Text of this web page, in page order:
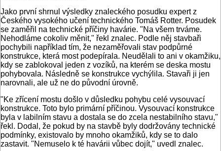
Jako první shrnul výsledky znaleckého posudku expert z
Českého vysokého učení technického Tomáš Rotter. Posudek
se zaměřil na technické příčiny havárie. "Na všem trváme.
Nehodláme cokoliv měnit," řekl znalec. Podle něj stavbaři
pochybili například tím, že nezaměřovali stav podpůrné
konstrukce, která most podepírala. Neudělali to ani v okamžiku,
kdy se zablokoval jeden z vozíků, na kterém se deska mostu
pohybovala. Následně se konstrukce vychýlila. Stavaři ji jen
narovnali, ale už ne do původní úrovně.
"Ke zřícení mostu došlo v důsledku pohybu celé vysouvací
konstrukce. Toto bylo primární příčinou. Vysouvací konstrukce
byla v labilním stavu a dostala se do zcela nestabilního stavu,"
řekl. Dodal, že pokud by na stavbě byly dodržovány technické
podmínky, existovalo by mnoho okamžiků, kdy se to dalo
zastavit. "Nemuselo k té havárii vůbec dojít," uvedl znalec.